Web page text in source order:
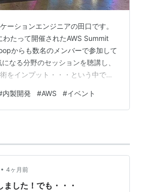
ーションエンジニアの田口です。
たって開催されたAWS Summit
からも数名のメンバーで参加して
なる分野のセッションを聴講し、
をインプット・・・という中で、
ム対抗イベント、AWS JamとAWS
間を使ってきました。 実は、私が
いた通り、2024年12月にラスベガ
で参戦…
内製開発 #AWS #イベント
• 4ヶ月前
した！でも・・・